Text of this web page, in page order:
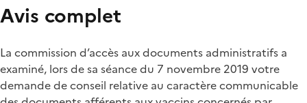
Avis complet
La commission d’accès aux documents administratifs a
examiné, lors de sa séance du 7 novembre 2019 votre
demande de conseil relative au caractère communicable